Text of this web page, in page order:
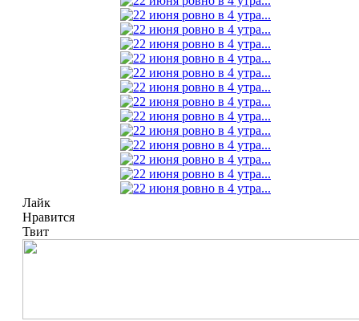
Лайк
Нравится
Твит